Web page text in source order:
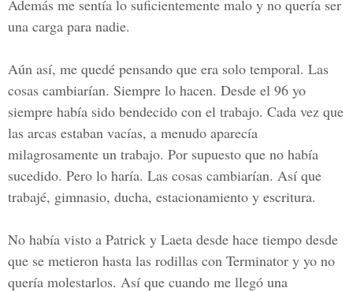
Además me sentía lo suficientemente malo y no quería ser
una carga para nadie.
Aún así, me quedé pensando que era solo temporal. Las
cosas cambiarían. Siempre lo hacen. Desde el 96 yo
siempre había sido bendecido con el trabajo. Cada vez que
las arcas estaban vacías, a menudo aparecía
milagrosamente un trabajo. Por supuesto que no había
sucedido. Pero lo haría. Las cosas cambiarían. Así que
trabajé, gimnasio, ducha, estacionamiento y escritura.
No había visto a Patrick y Laeta desde hace tiempo desde
que se metieron hasta las rodillas con Terminator y yo no
quería molestarlos. Así que cuando me llegó una